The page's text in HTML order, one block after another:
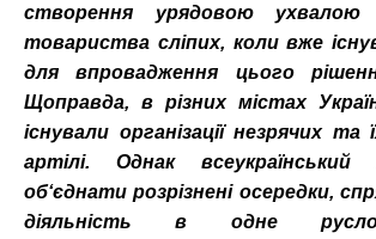
створення
урядовою ухвалою
товариства сліпих, коли вже і
для
впровадження цього
Щоправда, в різних містах
існували організації незрячих таї
артілі. Однак всеукраїнський
об‘єднати розрізнені осередки,
діяльність
в одне